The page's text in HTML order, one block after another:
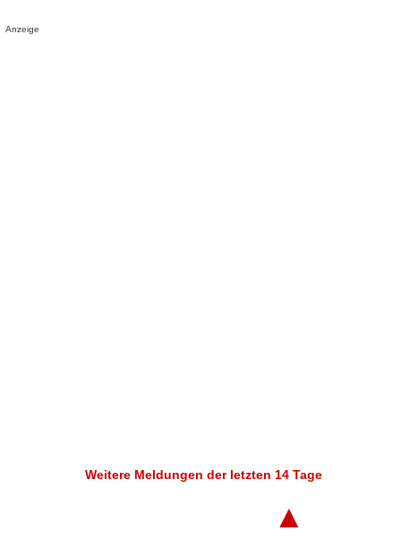
Anzeige
Weitere Meldungen der letzten 14 Tage
▲